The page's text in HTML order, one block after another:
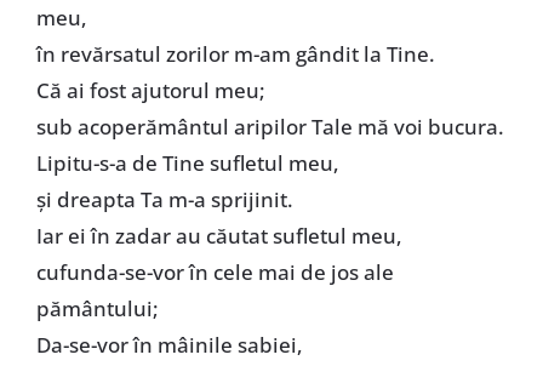
meu,
în revărsatul zorilor m-am gândit la Tine.
Că ai fost ajutorul meu;
sub acoperământul aripilor Tale mă voi bucura.
Lipitu-s-a de Tine sufletul meu,
și dreapta Ta m-a sprijinit.
Iar ei în zadar au căutat sufletul meu,
cufunda-se-vor în cele mai de jos ale
pământului;
Da-se-vor în mâinile sabiei,